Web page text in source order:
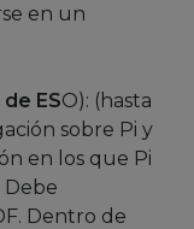
en un
ESO): (hasta
sobre Pi y
en los que Pi
Dentro de